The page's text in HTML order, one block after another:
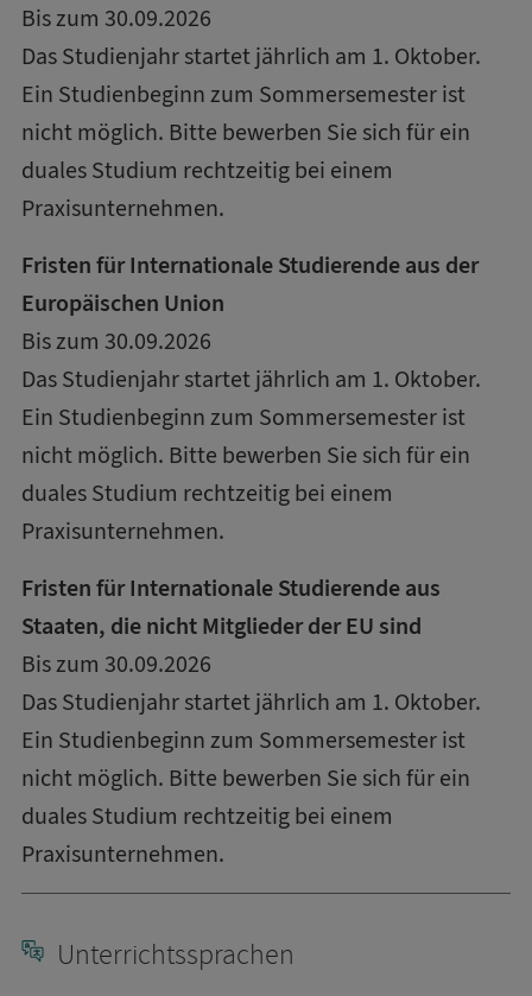
Bis zum 30.09.2026
Das Studienjahr startet jährlich am 1. Oktober.
Ein Studienbeginn zum Sommersemester ist
nicht möglich. Bitte bewerben Sie sich für ein
duales Studium rechtzeitig bei einem
Praxisunternehmen.
Fristen für Internationale Studierende aus der
Europäischen Union
Bis zum 30.09.2026
Das Studienjahr startet jährlich am 1. Oktober.
Ein Studienbeginn zum Sommersemester ist
nicht möglich. Bitte bewerben Sie sich für ein
duales Studium rechtzeitig bei einem
Praxisunternehmen.
Fristen für Internationale Studierende aus
Staaten, die nicht Mitglieder der EU sind
Bis zum 30.09.2026
Das Studienjahr startet jährlich am 1. Oktober.
Ein Studienbeginn zum Sommersemester ist
nicht möglich. Bitte bewerben Sie sich für ein
duales Studium rechtzeitig bei einem
Praxisunternehmen.
Unterrichtssprachen